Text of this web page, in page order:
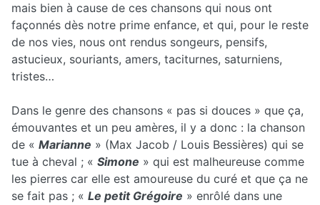
mais bien à cause de ces chansons qui nous ont
façonnés dès notre prime enfance, et qui, pour le reste
de nos vies, nous ont rendus songeurs, pensifs,
astucieux, souriants, amers, taciturnes, saturniens,
tristes…
Dans le genre des chansons « pas si douces » que ça,
émouvantes et un peu amères, il y a donc : la chanson
de « Marianne » (Max Jacob / Louis Bessières) qui se
tue à cheval ; « Simone » qui est malheureuse comme
les pierres car elle est amoureuse du curé et que ça ne
se fait pas ; « Le petit Grégoire » enrôlé dans une